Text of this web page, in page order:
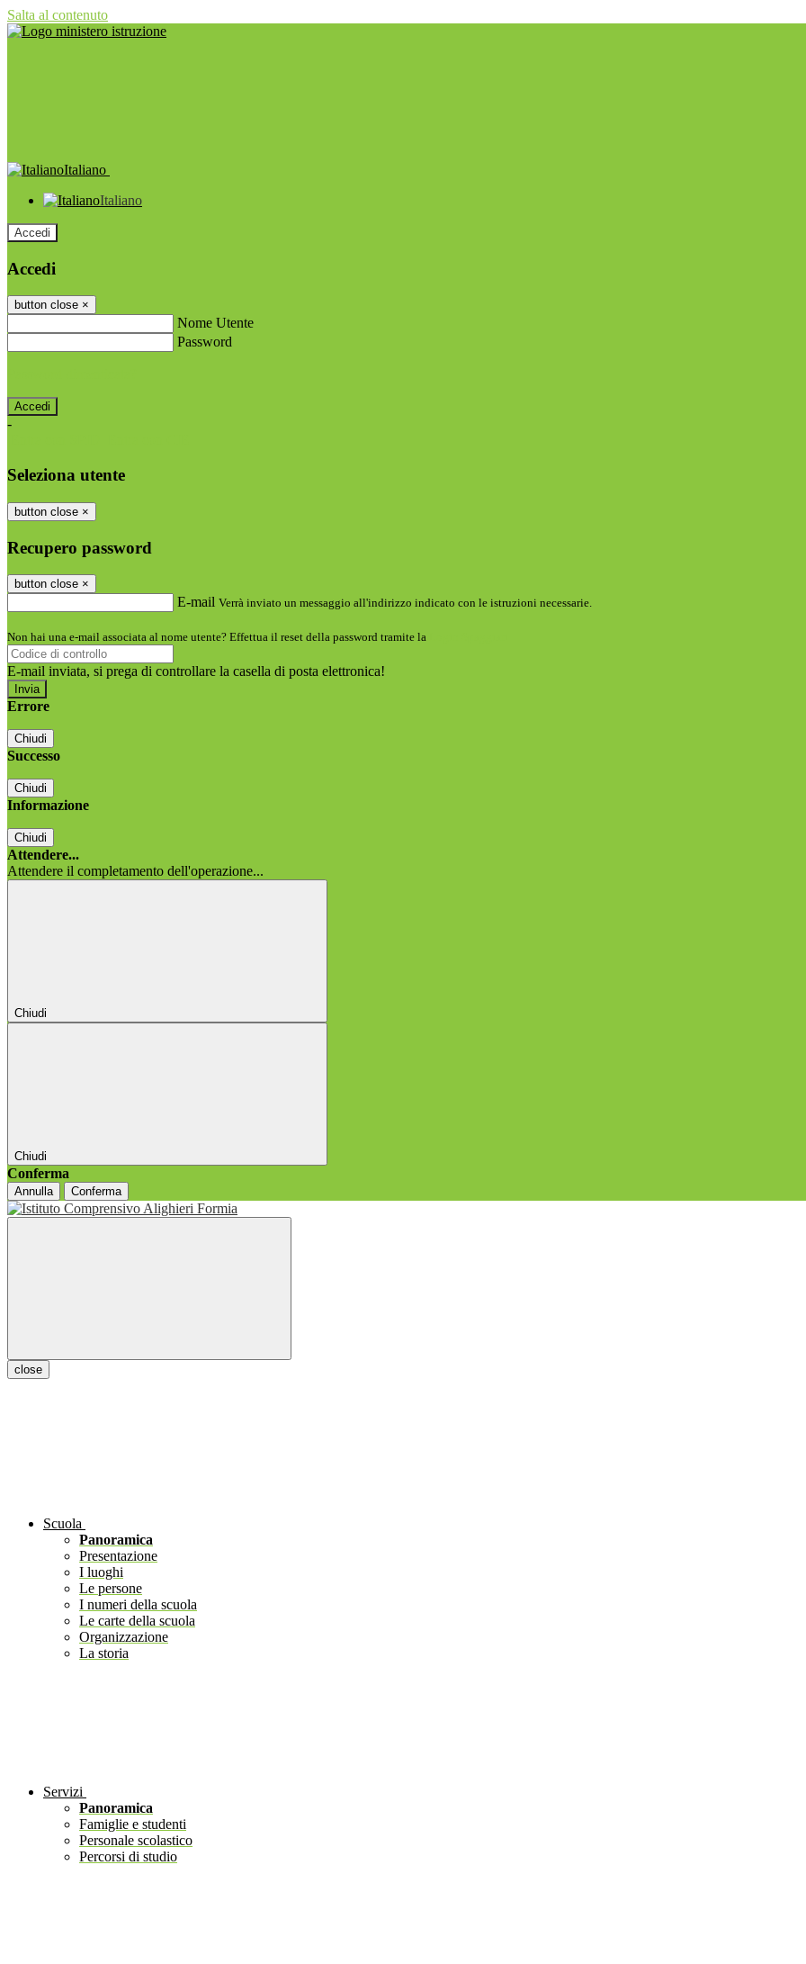
Salta al contenuto
Italiano
Italiano
Accedi
Accedi
button close ×
Nome Utente
Password
-
Seleziona utente
button close ×
Recupero password
button close ×
E-mail Verrà inviato un messaggio all'indirizzo indicato con le istruzioni necessarie.
Non hai una e-mail associata al nome utente? Effettua il reset della password tramite la
E-mail inviata, si prega di controllare la casella di posta elettronica!
Errore
Chiudi
Successo
Chiudi
Informazione
Chiudi
Attendere...
Attendere il completamento dell'operazione...
Chiudi
Chiudi
Conferma
Annulla Conferma
close
Scuola
Panoramica
Presentazione
I luoghi
Le persone
I numeri della scuola
Le carte della scuola
Organizzazione
La storia
Servizi
Panoramica
Famiglie e studenti
Personale scolastico
Percorsi di studio